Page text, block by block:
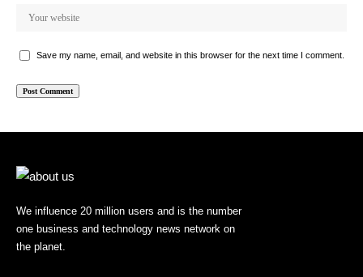
Save my name, email, and website in this browser for the next time I comment.
We influence 20 million users and is the number
one business and technology news network on
the planet.